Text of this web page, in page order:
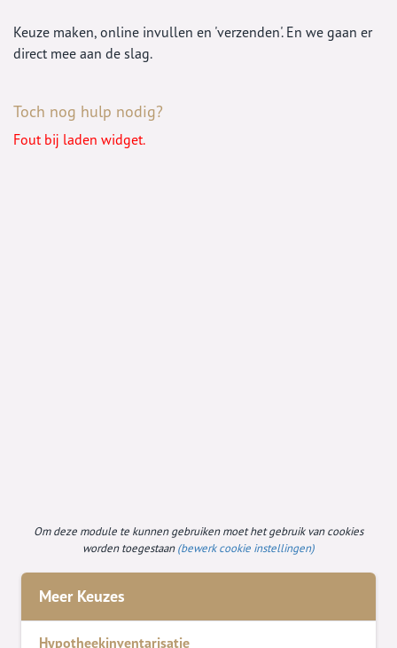
Keuze maken, online invullen en 'verzenden'. En we gaan er
direct mee aan de slag.
Toch nog hulp nodig?
Fout bij laden widget.
Om deze module te kunnen gebruiken moet het gebruik van cookies
worden toegestaan(bewerk cookie instellingen)
Meer Keuzes
Hypotheekinventarisatie